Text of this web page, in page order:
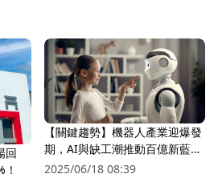
回
【關鍵趨勢】機器人產業迎爆發
期，AI與缺工潮推動百億新藍
海！
2025/06/18 08:39